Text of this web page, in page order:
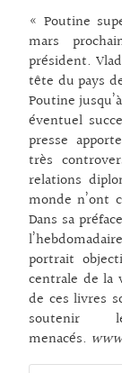
« Poutine
mars
président.
tête du pays
Poutine
éventuel
presse
très
relations
monde n’ont
Dans sa
portrait
centrale de
de ces livres
soutenir
menacés.